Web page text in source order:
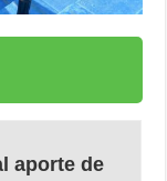
aporte de